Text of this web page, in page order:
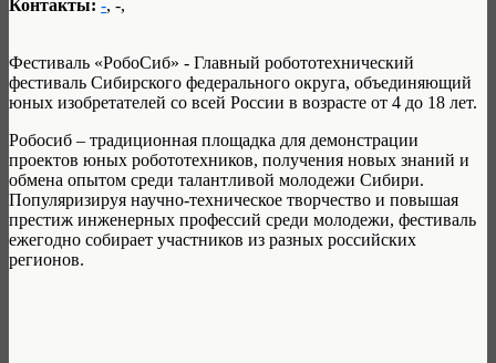
Контакты: -, -,
Фестиваль «РобоСиб» - Главный робототехнический
фестиваль Сибирского федерального округа, объединяющий
юных изобретателей со всей России в возрасте от 4 до 18 лет.
Робосиб – традиционная площадка для демонстрации
проектов юных робототехников, получения новых знаний и
обмена опытом среди талантливой молодежи Сибири.
Популяризируя научно-техническое творчество и повышая
престиж инженерных профессий среди молодежи, фестиваль
ежегодно собирает участников из разных российских
регионов.